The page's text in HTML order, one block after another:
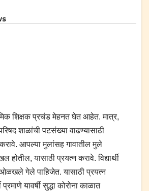
शिक्षक प्रचंड मेहनत घेत आहेत. मात्र,
परिषद शाळांची पटसंख्या वाढण्यासाठी
करावे. आपल्या मुलांसह गावातील मुले
होतील, यासाठी प्रयत्न करावे. विद्यार्थी
गेले पाहिजेत. यासाठी प्रयत्न
यावर्षी सुद्धा कोरोना काळात